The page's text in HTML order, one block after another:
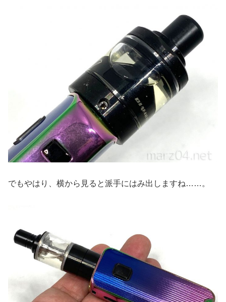
でもやはり、横から見ると派手にはみ出しますね……。